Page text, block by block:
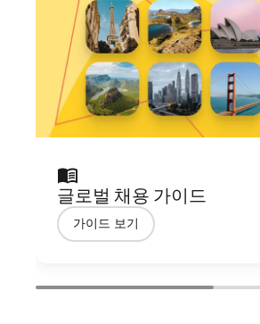
글로벌 채용 가이드
가이드 보기